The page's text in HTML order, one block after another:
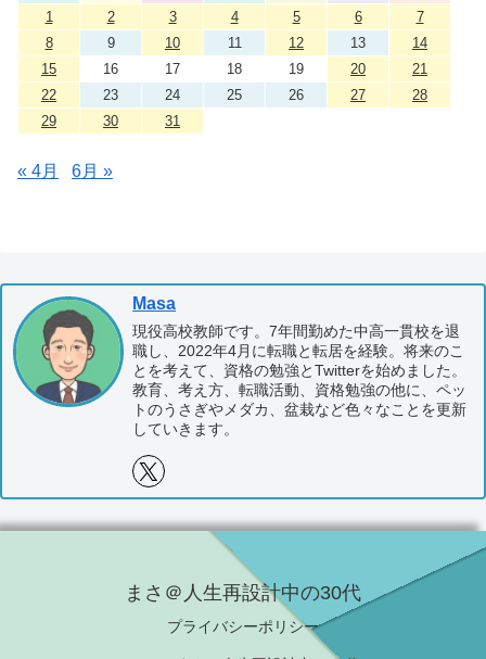
1
2 3 4 5 6
7
8
9 10 11 12 13
14
15
16 17 18 19 20
21
22
23 24 25 26 27
28
29
30 31
« 4月 6月 »
Masa
現役高校教師です。7年間勤めた中高一貫校を退
職し、2022年4月に転職と転居を経験。将来のこ
とを考えて、資格の勉強とTwitterを始めました。
教育、考え方、転職活動、資格勉強の他に、ペッ
トのうさぎやメダカ、盆栽など色々なことを更新
していきます。
まさ＠人生再設計中の30代
プライバシーポリシー